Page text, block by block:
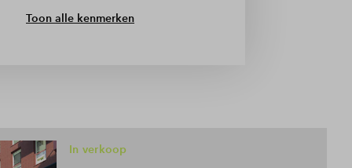
Toon alle kenmerken
In verkoop